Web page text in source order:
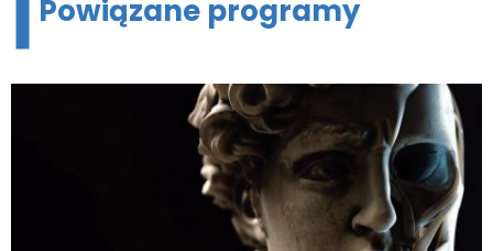
Powiązane programy